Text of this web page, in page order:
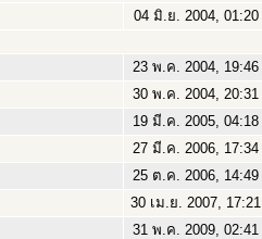
04 มิ.ย. 2004, 01:20
23 พ.ค. 2004, 19:46
30 พ.ค. 2004, 20:31
19 มี.ค. 2005, 04:18
27 มี.ค. 2006, 17:34
25 ต.ค. 2006, 14:49
30 เม.ย. 2007, 17:21
31 พ.ค. 2009, 02:41